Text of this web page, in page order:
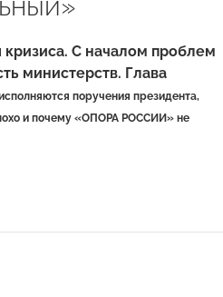
кризиса. С началом проблем
министерств. Глава
поручения президента,
и почему «ОПОРА РОССИИ» не